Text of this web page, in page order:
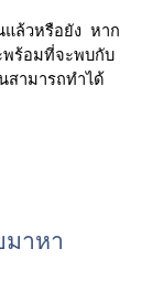
ล้วหรือยัง  หาก
พร้อมที่จะพบกับ
สามารถทำได้
าหา